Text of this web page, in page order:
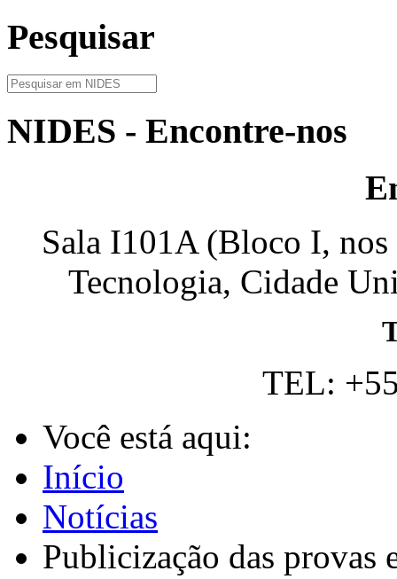
Pesquisar
NIDES - Encontre-nos
Sala I101A (Bloco I,
Tecnologia, Cidade
TEL:
Você está aqui:
Início
Notícias
Publicização das provas